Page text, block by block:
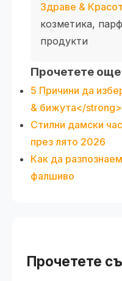
Здраве &
козметика,
продукти
Прочетете още
5 Причини да
& бижута</
Стилни дамски
през лято 2026
Как да
фалшиво
Прочетете